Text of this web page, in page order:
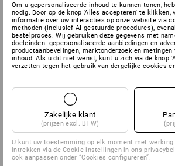
Om u gepersonaliseerde inhoud te kunnen tonen,
nodig. Door op de knop 'Alles accepteren' te klikken,
informatie over uw interacties op onze website via
methoden (inclusief AI-gestuurde procedures),
bestelproces. Wij gebruiken deze gegevens met
doeleinden: gepersonaliseerde aanbiedingen en
productaanbevelingen, marktonderzoek en metingen
inhoud. Als u dit niet wenst, kunt u zich via de knop
verzetten tegen het gebruik van dergelijke cookies
Zakelijke klant
(prijzen excl. BTW)
U kunt uw toestemming op elk moment met werking
intrekken via deCookie-instellingenin ons
ook aanpassen onder “Cookies configureren”.